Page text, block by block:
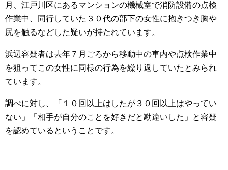
月、江戸川区にあるマンションの機械室で消防設備の点検
作業中、同行していた３０代の部下の女性に抱きつき胸や
尻を触るなどした疑いが持たれています。
浜辺容疑者は去年７月ごろから移動中の車内や点検作業中
を狙ってこの女性に同様の行為を繰り返していたとみられ
ています。
調べに対し、「１０回以上はしたが３０回以上はやってい
ない」「相手が自分のことを好きだと勘違いした」と容疑
を認めているということです。